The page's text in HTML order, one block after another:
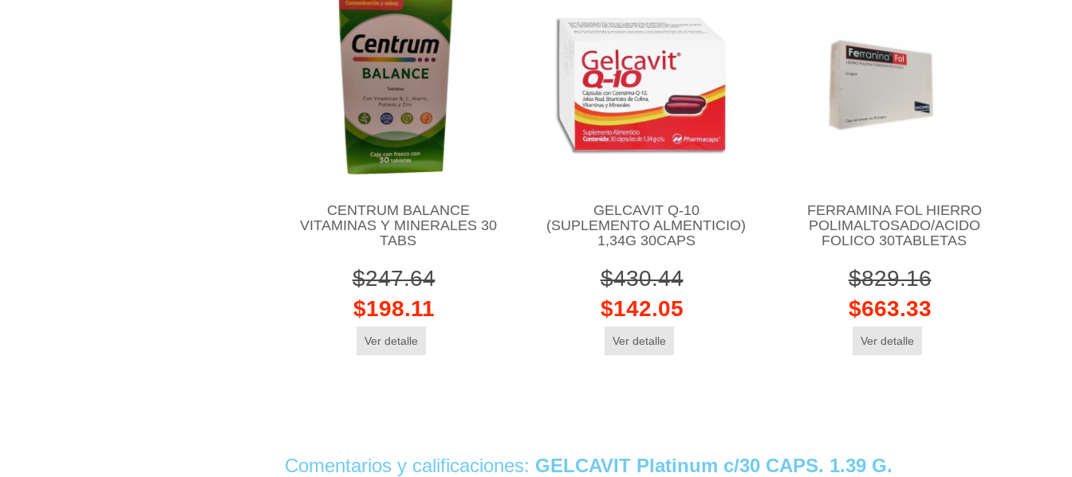
CENTRUM BALANCE
VITAMINAS Y MINERALES 30
TABS
$247.64
$198.11
Ver detalle
GELCAVIT Q-10
(SUPLEMENTO ALMENTICIO)
1,34G 30CAPS
$430.44
$142.05
Ver detalle
FERRAMINA FOL HIERRO
POLIMALTOSADO/ACIDO
FOLICO 30TABLETAS
$829.16
$663.33
Ver detalle
Comentarios y calificaciones: GELCAVIT Platinum c/30 CAPS. 1.39 G.